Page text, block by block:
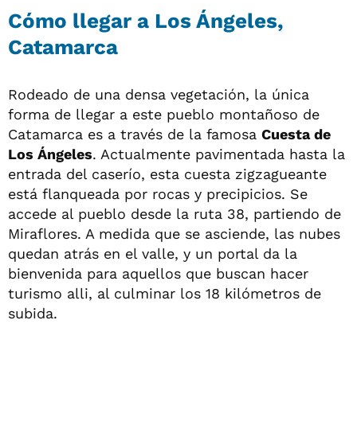
Cómo llegar a Los Ángeles,
Catamarca
Rodeado de una densa vegetación, la única
forma de llegar a este pueblo montañoso de
Catamarca es a través de la famosa Cuesta de
Los Ángeles. Actualmente pavimentada hasta la
entrada del caserío, esta cuesta zigzagueante
está flanqueada por rocas y precipicios. Se
accede al pueblo desde la ruta 38, partiendo de
Miraflores. A medida que se asciende, las nubes
quedan atrás en el valle, y un portal da la
bienvenida para aquellos que buscan hacer
turismo alli, al culminar los 18 kilómetros de
subida.